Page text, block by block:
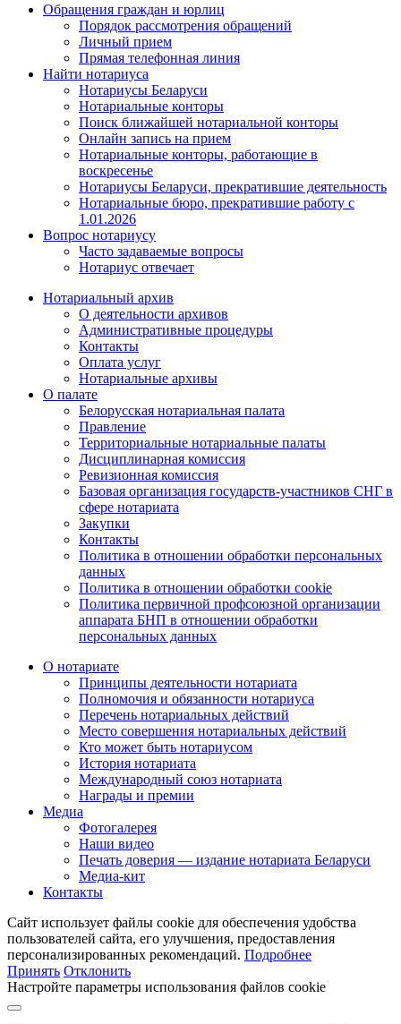
Обращения граждан и юрлиц
Порядок рассмотрения обращений
Личный прием
Прямая телефонная линия
Найти нотариуса
Нотариусы Беларуси
Нотариальные конторы
Поиск ближайшей нотариальной конторы
Онлайн запись на прием
Нотариальные конторы, работающие в
воскресенье
Нотариусы Беларуси, прекратившие деятельность
Нотариальные бюро, прекратившие работу с
1.01.2026
Вопрос нотариусу
Часто задаваемые вопросы
Нотариус отвечает
Нотариальный архив
О деятельности архивов
Административные процедуры
Контакты
Оплата услуг
Нотариальные архивы
О палате
Белорусская нотариальная палата
Правление
Территориальные нотариальные палаты
Дисциплинарная комиссия
Ревизионная комиссия
Базовая организация государств-участников СНГ в
сфере нотариата
Закупки
Контакты
Политика в отношении обработки персональных
данных
Политика в отношении обработки cookie
Политика первичной профсоюзной организации
аппарата БНП в отношении обработки
персональных данных
О нотариате
Принципы деятельности нотариата
Полномочия и обязанности нотариуса
Перечень нотариальных действий
Место совершения нотариальных действий
Кто может быть нотариусом
История нотариата
Международный союз нотариата
Награды и премии
Медиа
Фотогалерея
Наши видео
Печать доверия — издание нотариата Беларуси
Медиа-кит
Контакты
Сайт использует файлы cookie для обеспечения удобства
пользователей сайта, его улучшения, предоставления
персонализированных рекомендаций. Подробнее
Принять Отклонить
Настройте параметры использования файлов cookie